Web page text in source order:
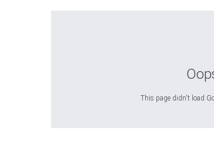
This page didn't load